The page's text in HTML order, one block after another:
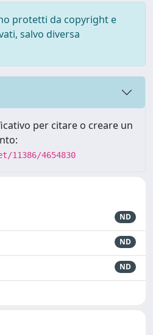
protetti da copyright e
salvo diversa
per citare o creare un
4654830
ND
ND
ND